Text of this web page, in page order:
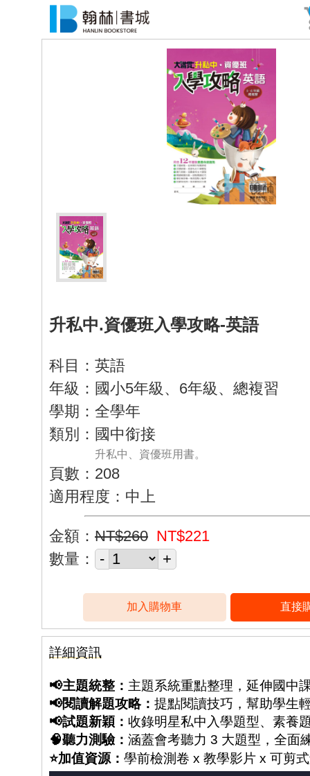
升私中.資優班入學攻略-英語
科目：英語
年級：國小5年級、6年級、總複習
學期：全學年
類別：國中銜接
升私中、資優班用書。
頁數：208
適用程度：中上
金額： NT$260 NT$221
數量：
詳細資訊
📢主題統整： 主題系統重點整理，延伸國中
📢閱讀解題攻略： 提點閱讀技巧，幫助學生
📢試題新穎： 收錄明星私中入學題型、素養
🧠聽力測驗： 涵蓋會考聽力 3 大題型，全面
⭐加值資源： 學前檢測卷 x 教學影片 x 可剪